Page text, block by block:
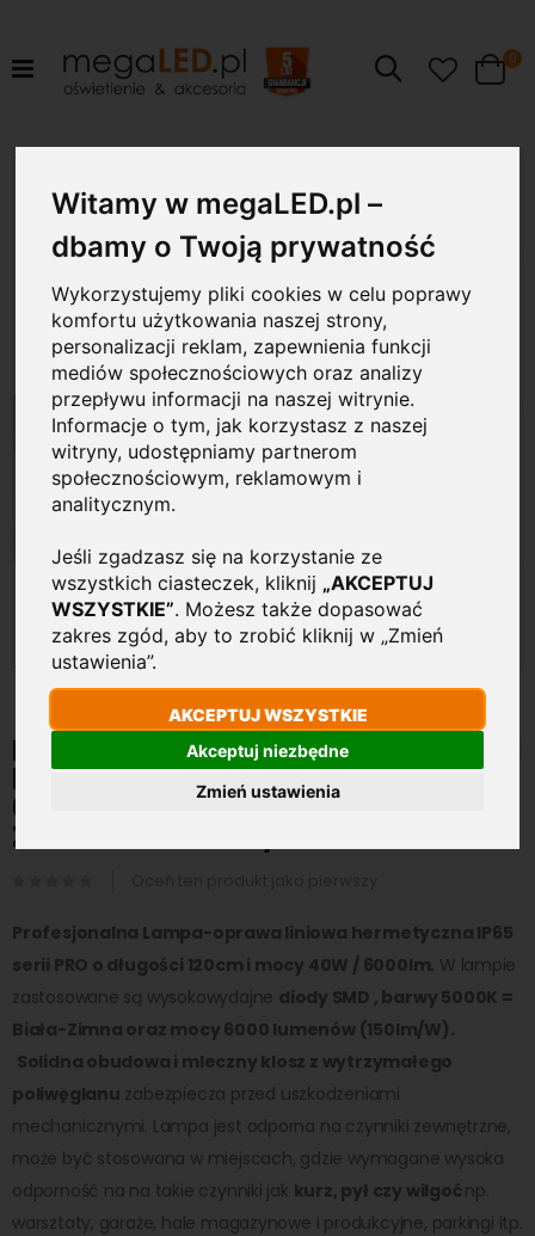
Witamy w megaLED.pl –
dbamy o Twoją prywatność
Wykorzystujemy pliki cookies w celu poprawy
komfortu użytkowania naszej strony,
personalizacji reklam, zapewnienia funkcji
mediów społecznościowych oraz analizy
przepływu informacji na naszej witrynie.
Informacje o tym, jak korzystasz z naszej
witryny, udostępniamy partnerom
społecznościowym, reklamowym i
analitycznym.
Jeśli zgadzasz się na korzystanie ze
wszystkich ciasteczek, kliknij „AKCEPTUJ
WSZYSTKIE”. Możesz także dopasować
zakres zgód, aby to zrobić kliknij w „Zmień
ustawienia”.
AKCEPTUJ WSZYSTKIE
Akceptuj niezbędne
Zmień ustawienia
Szukaj Cart
0
koniec
Przejdź
na
początek
Lampa LED liniowa
hermetyczna PRO 40W
6000lm 120cm 5000K Biała-
Zimna IP65 150Lm/W atest PZH
Profesjonalna Lampa-oprawa liniowa hermetyczna IP65
serii PRO o długości 120cm i mocy 40W / 6000lm. W lampie
zastosowane są wysokowydajne diody SMD , barwy 5000K =
Biała-Zimna oraz mocy 6000 lumenów (150lm/W).
Solidna obudowa i mleczny klosz z wytrzymałego
poliwęglanu zabezpiecza przed uszkodzeniami
mechanicznymi. Lampa jest odporna na czynniki zewnętrzne,
może być stosowana w miejscach, gdzie wymagane wysoka
odporność na na takie czynniki jak kurz, pył czy wilgoćnp.
warsztaty, garaże, hale magazynowe i produkcyjne, parkingi itp.